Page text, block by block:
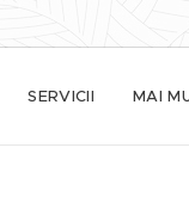
SERVICII MAI